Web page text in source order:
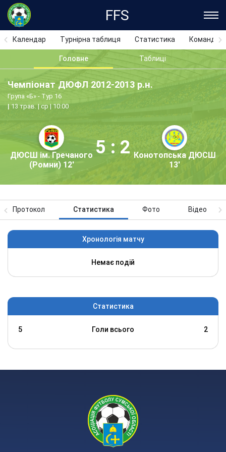
FFS
Календар Турнірна таблиця Статистика Команди
Головне Таблиці
Чемпіонат ДЮФЛ 2012-2013 р.н.
Група «Б» - Тур 16
ДЮСШ ім. Гречаного
(Ромни) 12'
5 : 2 Конотопська ДЮСШ
13'
13 трав. | ср | 10:00
Протокол Статистика Фото Відео
Хронологія матчу
Немає подій
Статистика
5 Голи всього 2